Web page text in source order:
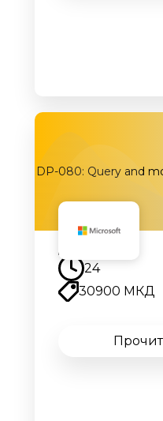
DP-080: Query and
24
30900 МКД